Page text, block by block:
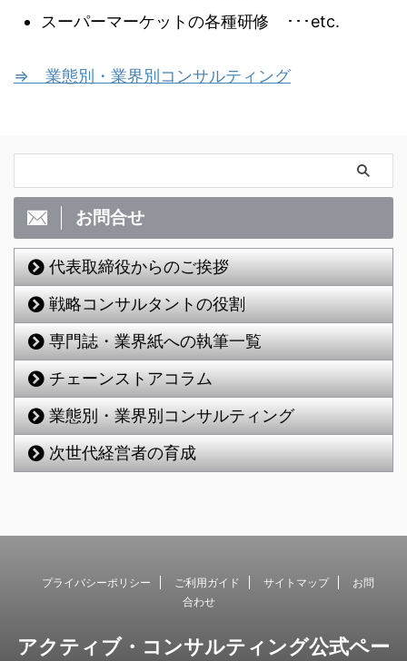
スーパーマーケットの各種研修 ･･･etc.
⇒ 業態別・業界別コンサルティング
お問合せ
代表取締役からのご挨拶
戦略コンサルタントの役割
専門誌・業界紙への執筆一覧
チェーンストアコラム
業態別・業界別コンサルティング
次世代経営者の育成
プライバシーポリシー ご利用ガイド サイトマップ
お問
合わせ
アクティブ・コンサルティング公式ペー